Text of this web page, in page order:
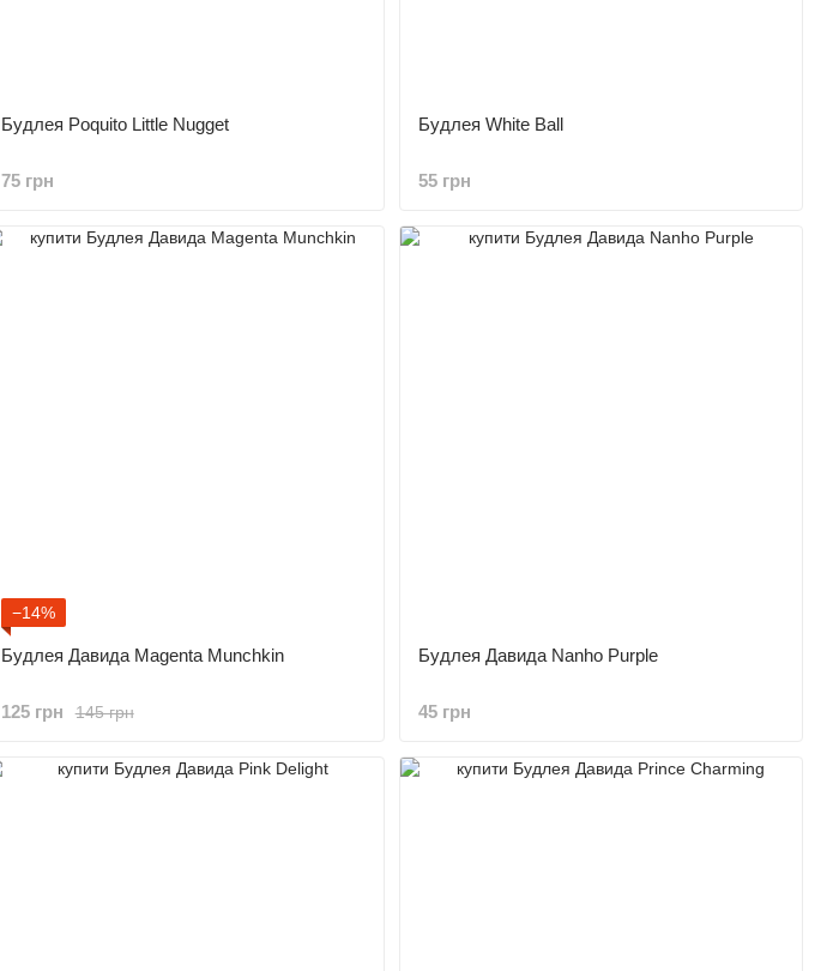
Будлея Poquito Little Nugget
75 грн
Будлея White Ball
55 грн
−14%
Будлея Давида Magenta Munchkin
145 грн
125 грн
Будлея Давида Nanho Purple
45 грн